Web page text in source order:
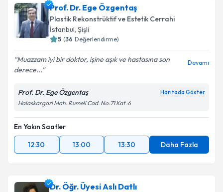
Prof. Dr. Ege Özgentaş
Plastik Rekonstrüktif ve Estetik Cerrahi
İstanbul, Şişli
5 (36 Değerlendirme)
Muazzam iyi bir doktor, işine aşık ve hastasına son
derece...
Devamı
Prof. Dr. Ege Özgentaş Haritada Göster
Halaskargazi Mah. Rumeli Cad. No:71 Kat :6
En Yakın Saatler
12:30
13:00 13:30 Daha Fazla
Dr. Öğr. Üyesi Aslı Datlı